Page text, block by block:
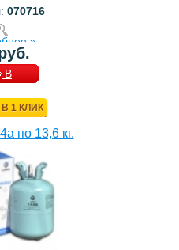
070716
»
В
1 КЛИК
по 13,6 кг.